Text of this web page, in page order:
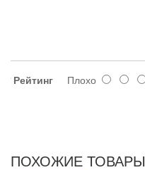
Рейтинг Плохо
ПОХОЖИЕ ТОВАРЫ